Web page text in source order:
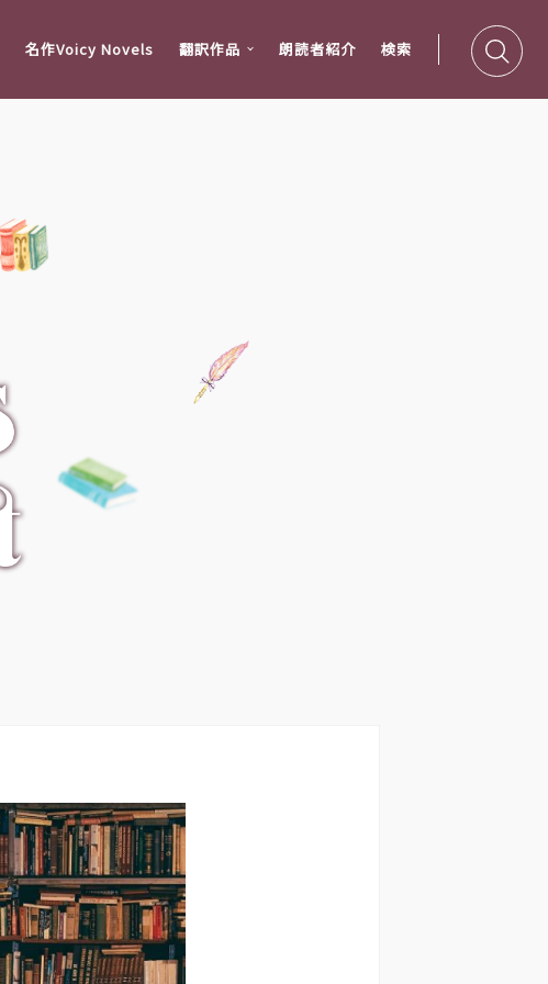
名作Voicy Novels 翻訳作品 朗読者紹介 検索